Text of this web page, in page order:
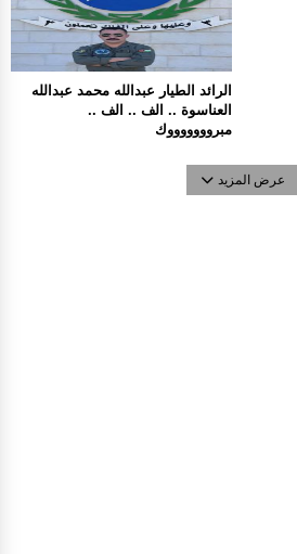
الرائد الطيار عبدالله محمد عبدالله
العناسوة .. الف .. الف ..
مبروووووووك
عرض المزيد